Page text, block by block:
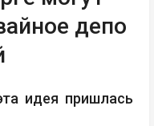
депо
идея пришлась